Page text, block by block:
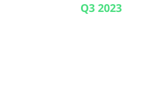
Q3 2023